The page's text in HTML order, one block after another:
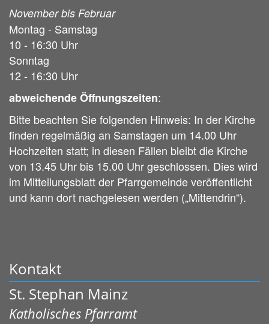
November bis Februar
Montag - Samstag
10 - 16:30 Uhr
Sonntag
12 - 16:30 Uhr
abweichende Öffnungszeiten:
Bitte beachten Sie folgenden Hinweis: In der Kirche
finden regelmäßig an Samstagen um 14.00 Uhr
Hochzeiten statt; in diesen Fällen bleibt die Kirche
von 13.45 Uhr bis 15.00 Uhr geschlossen. Dies wird
im Mitteilungsblatt der Pfarrgemeinde veröffentlicht
und kann dort nachgelesen werden („Mittendrin“).
Kontakt
St. Stephan Mainz
Katholisches Pfarramt